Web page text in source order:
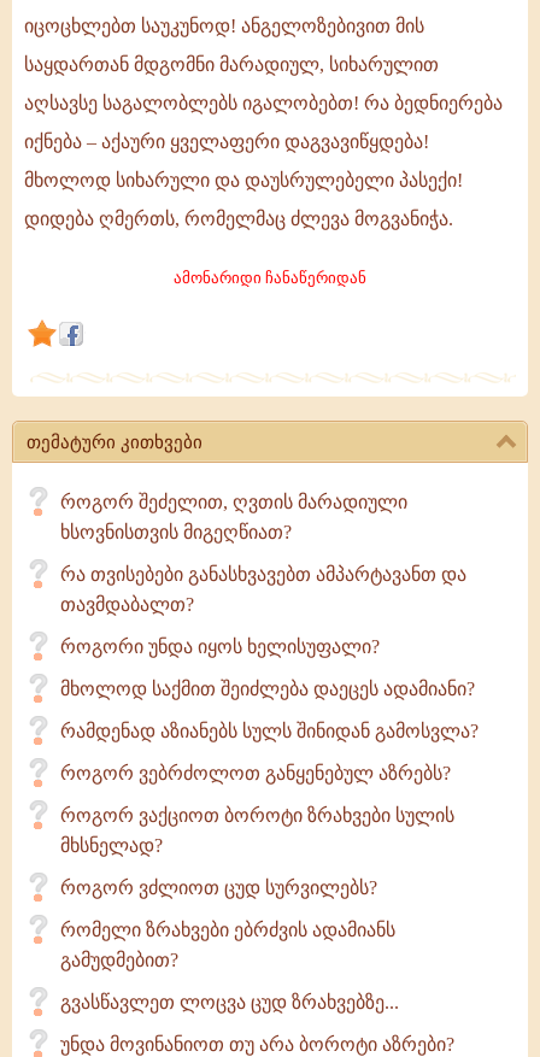
იცოცხლებთ საუკუნოდ! ანგელოზებივით მის
საყდართან მდგომნი მარადიულ, სიხარულით
აღსავსე საგალობლებს იგალობებთ! რა ბედნიერება
იქნება – აქაური ყველაფერი დაგვავიწყდება!
მხოლოდ სიხარული და დაუსრულებელი პასექი!
დიდება ღმერთს, რომელმაც ძლევა მოგვანიჭა.
ამონარიდი ჩანაწერიდან
თემატური კითხვები
როგორ შეძელით, ღვთის მარადიული
ხსოვნისთვის მიგეღწიათ?
რა თვისებები განასხვავებთ ამპარტავანთ და
თავმდაბალთ?
როგორი უნდა იყოს ხელისუფალი?
მხოლოდ საქმით შეიძლება დაეცეს ადამიანი?
რამდენად აზიანებს სულს შინიდან გამოსვლა?
როგორ ვებრძოლოთ განყენებულ აზრებს?
როგორ ვაქციოთ ბოროტი ზრახვები სულის
მხსნელად?
როგორ ვძლიოთ ცუდ სურვილებს?
რომელი ზრახვები ებრძვის ადამიანს
გამუდმებით?
გვასწავლეთ ლოცვა ცუდ ზრახვებზე...
უნდა მოვინანიოთ თუ არა ბოროტი აზრები?